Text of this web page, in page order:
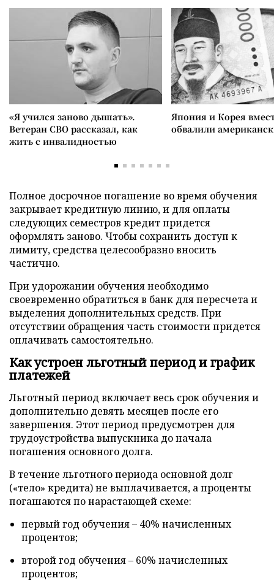
«Я учился заново дышать».
Ветеран СВО рассказал, как
жить с инвалидностью
Япония и Корея
обвалили
Полное досрочное погашение во время обучения
закрывает кредитную линию, и для оплаты
следующих семестров кредит придется
оформлять заново. Чтобы сохранить доступ к
лимиту, средства целесообразно вносить
частично.
При удорожании обучения необходимо
своевременно обратиться в банк для пересчета и
выделения дополнительных средств. При
отсутствии обращения часть стоимости придется
оплачивать самостоятельно.
Как устроен льготный период и график
платежей
Льготный период включает весь срок обучения и
дополнительно девять месяцев после его
завершения. Этот период предусмотрен для
трудоустройства выпускника до начала
погашения основного долга.
В течение льготного периода основной долг
(«тело» кредита) не выплачивается, а проценты
погашаются по нарастающей схеме:
первый год обучения – 40% начисленных
процентов;
второй год обучения – 60% начисленных
процентов;